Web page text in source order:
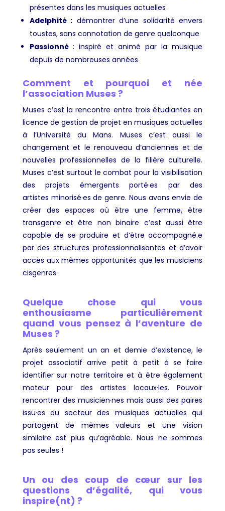
présentes dans les musiques actuelles
Adelphité : démontrer d’une solidarité envers
toustes, sans connotation de genre quelconque
Passionné : inspiré et animé par la musique
depuis de nombreuses années
Comment et pourquoi et née
l’association Muses ?
Muses c’est la rencontre entre trois étudiantes en
licence de gestion de projet en musiques actuelles
à l’Université du Mans. Muses c’est aussi le
changement et le renouveau d’anciennes et de
nouvelles professionnelles de la filière culturelle.
Muses c’est surtout le combat pour la visibilisation
des projets émergents porté·es par des
artistes minorisé·es de genre. Nous avons envie de
créer des espaces où être une femme, être
transgenre et être non binaire c’est aussi être
capable de se produire et d’être accompagné.e
par des structures professionnalisantes et d’avoir
accès aux mêmes opportunités que les musiciens
cisgenres.
Quelque chose qui vous
enthousiasme particulièrement
quand vous pensez à l’aventure de
Muses ?
Après seulement un an et demie d’existence, le
projet associatif arrive petit à petit à se faire
identifier sur notre territoire et à être également
moteur pour des artistes locaux·les. Pouvoir
rencontrer des musicien·nes mais aussi des paires
issu·es du secteur des musiques actuelles qui
partagent de mêmes valeurs et une vision
similaire est plus qu’agréable. Nous ne sommes
pas seules !
Un ou des coup de cœur sur les
questions d’égalité, qui vous
inspire(nt) ?